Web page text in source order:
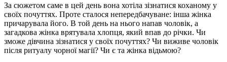
За сюжетом саме в цей день вона хотіла зізнатися коханому у
своїх почуттях. Проте сталося непередбачуване: інша жінка
причарувала його. В той день на нього напав чоловік, а
загадкова жінка врятувала хлопця, який впав до річки. Чи
зможе дівчина зізнатися у своїх почуттях? Чи виживе чоловік
після ритуалу чорної магії? Чи є та жінка відьмою?